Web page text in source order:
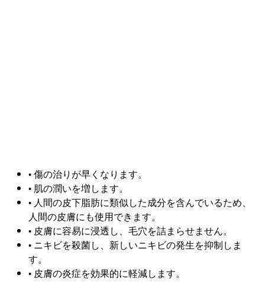
• 傷の治りが早くなります。
• 肌の潤いを増します。
• 人間の皮下脂肪に類似した成分を含んでいるため、
人間の皮膚にも使用できます。
• 皮膚に容易に浸透し、毛穴を詰まらせません。
• ニキビを殺菌し、新しいニキビの発生を抑制しま
す。
• 皮膚の炎症を効果的に軽減します。